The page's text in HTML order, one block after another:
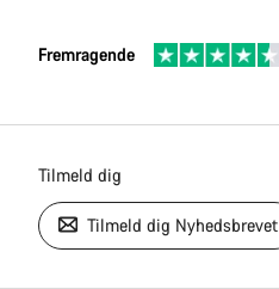
Fremragende
Tilmeld dig
Tilmeld dig Nyhedsbrevet